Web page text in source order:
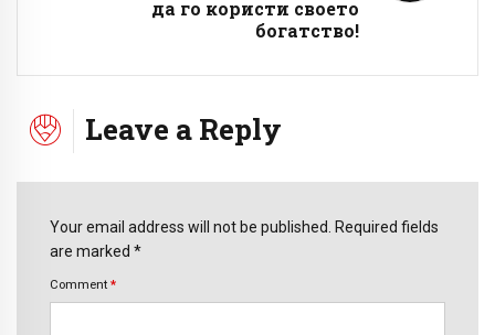
да го користи своето
богатство!
Leave a Reply
Your email address will not be published. Required fields
are marked *
Comment *